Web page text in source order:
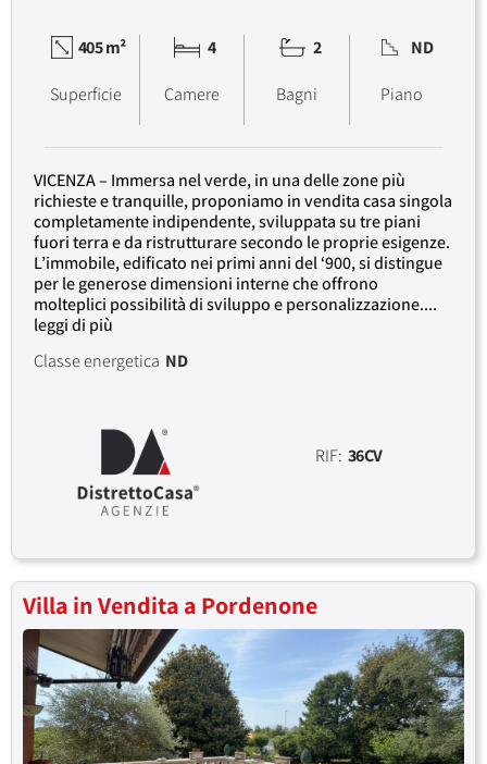
405 m²
Superficie
4
Camere
2
Bagni
ND
Piano
VICENZA – Immersa nel verde, in una delle zone più
richieste e tranquille, proponiamo in vendita casa singola
completamente indipendente, sviluppata su tre piani
fuori terra e da ristrutturare secondo le proprie esigenze.
L’immobile, edificato nei primi anni del ‘900, si distingue
per le generose dimensioni interne che offrono
molteplici possibilità di sviluppo e personalizzazione....
leggi di più
RIF: 36CV
Classe energetica ND
Villa in Vendita a Pordenone